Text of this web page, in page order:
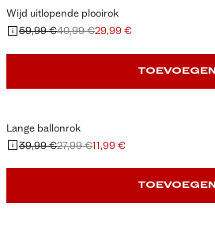
Wijd uitlopende plooirok
Oorspronkelijke prijs doorgehaald [59,99 € ]
59,99 €
Tweede prijs doorgehaald [40,99 € ]
40,99 €
Huidige prijs [29,99 € ]29,99 €
TOEVOEGEN
Lange ballonrok
Oorspronkelijke prijs doorgehaald [39,99 € ]
39,99 €
Tweede prijs doorgehaald [27,99 € ]
27,99 €
Huidige prijs [11,99 € ]11,99 €
TOEVOEGEN